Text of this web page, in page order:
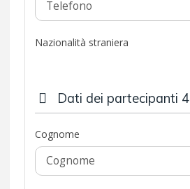
Nazionalità straniera
Dati dei partecipanti 4
Cognome